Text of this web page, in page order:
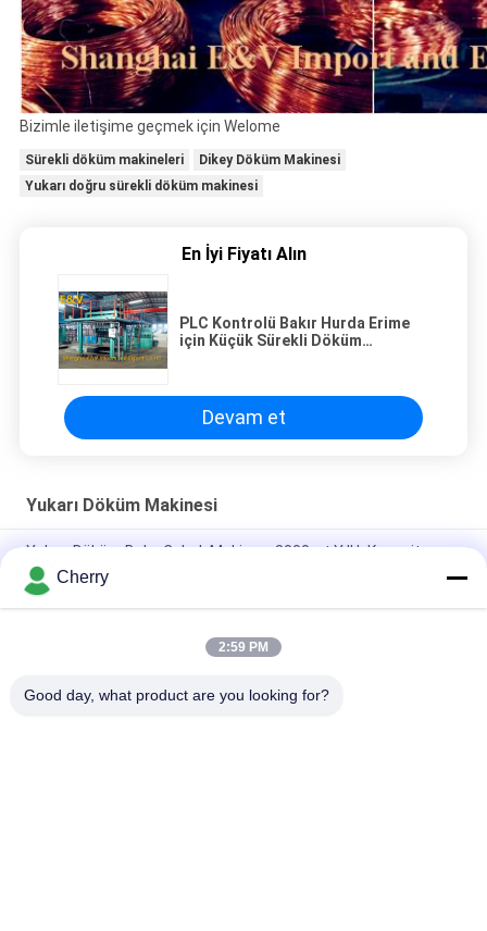
Bizimle iletişime geçmek için Welome
Sürekli döküm makineleri
Dikey Döküm Makinesi
Yukarı doğru sürekli döküm makinesi
En İyi Fiyatı Alın
PLC Kontrolü Bakır Hurda Erime
için Küçük Sürekli Döküm
Devam et
Yukarı Döküm Makinesi
Yukarı Döküm Bakır Çubuk Makinası 8000mt Yıllık Kapasite
7920H Çalışma Saati
Elektrik motorlu tel ve kablo makinesi 17mm 1000-12000 ton
Sürekli Oksijen Yukarı Döküm Makinesi 17mm 2-24 Strand
Cherry
2:59 PM
Good day, what product are you looking for?